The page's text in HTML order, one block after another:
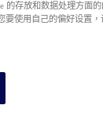
的存放和数据处理方面的
要使用自己的偏好设置，